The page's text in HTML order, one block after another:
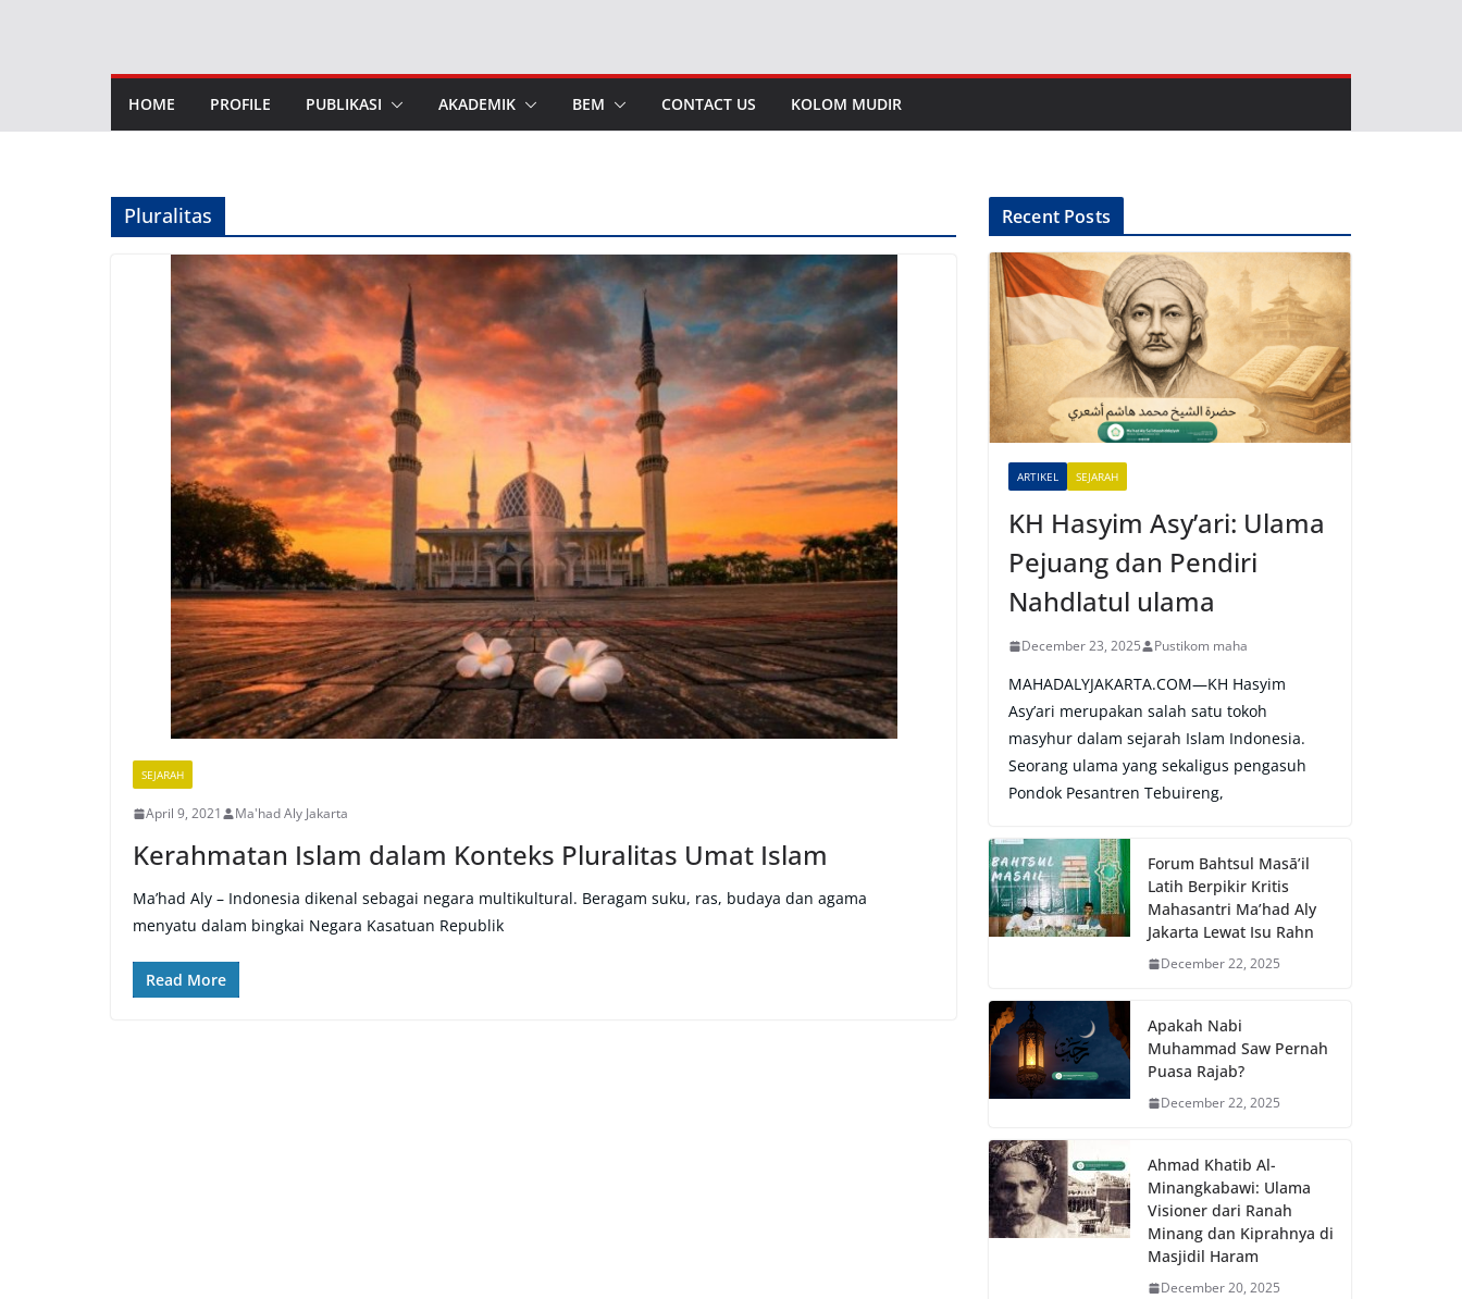
HOME PROFILE PUBLIKASI AKADEMIK BEM CONTACT US KOLOM MUDIR
Pluralitas
SEJARAH
April 9, 2021 Ma'had Aly Jakarta
Kerahmatan Islam dalam Konteks Pluralitas Umat Islam
Ma’had Aly – Indonesia dikenal sebagai negara multikultural. Beragam suku, ras, budaya dan agama
menyatu dalam bingkai Negara Kasatuan Republik
Read More
Recent Posts
ARTIKEL SEJARAH
KH Hasyim Asy’ari: Ulama
Pejuang dan Pendiri
Nahdlatul ulama
December 23, 2025 Pustikom maha
MAHADALYJAKARTA.COM—KH Hasyim
Asy’ari merupakan salah satu tokoh
masyhur dalam sejarah Islam Indonesia.
Seorang ulama yang sekaligus pengasuh
Pondok Pesantren Tebuireng,
Forum Bahtsul Masā’il
Latih Berpikir Kritis
Mahasantri Ma’had Aly
Jakarta Lewat Isu Rahn
December 22, 2025
Apakah Nabi
Muhammad Saw Pernah
Puasa Rajab?
December 22, 2025
Ahmad Khatib Al-
Minangkabawi: Ulama
Visioner dari Ranah
Minang dan Kiprahnya di
Masjidil Haram
December 20, 2025